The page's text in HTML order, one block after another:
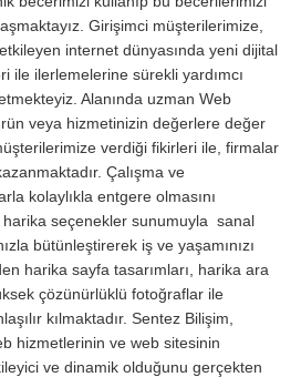
Girişimci müşterilerimize,
internet dünyasında yeni dijital
ile ilerlemelerine sürekli yardımcı
Alanında uzman Web
veya hizmetinizin değerlere değer
verdiği fikirleri ile, firmalar
Çalışma ve
kolaylıkla entgere olmasını
seçenekler sunumuyla sanal
bütünleştirerek iş ve yaşamınızı
harika sayfa tasarımları, harika ara
çözünürlüklü fotoğraflar ile
kılmaktadır. Sentez Bilişim,
hizmetlerinin ve web sitesinin
ve dinamik olduğunu gerçekten